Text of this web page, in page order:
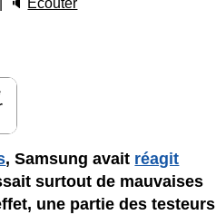
, Samsung avait réagit
surtout de mauvaises
une partie des testeurs